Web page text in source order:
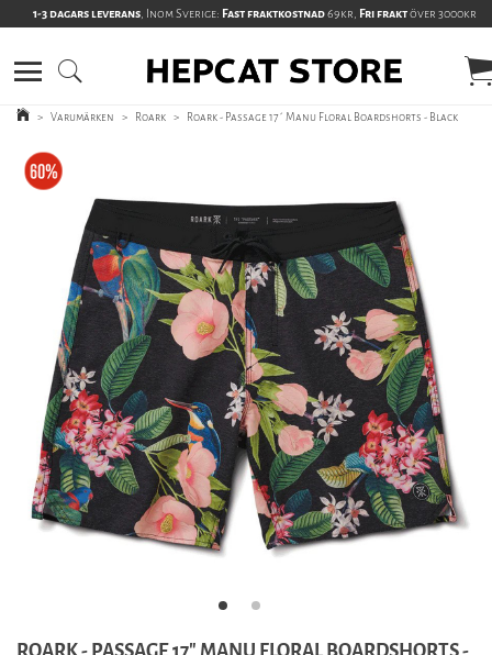
1-3 dagars leverans, Inom Sverige: Fast fraktkostnad69kr, Fri fraktöver 3000kr
> Varumärken > Roark > Roark - Passage 17´ Manu Floral Boardshorts - Black